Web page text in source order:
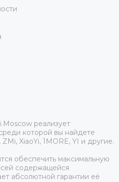
реализует
которой вы найдете
XiaoYi, 1MORE, YI и другие.
обеспечить максимальную
содержащейся
абсолютной гарантии её